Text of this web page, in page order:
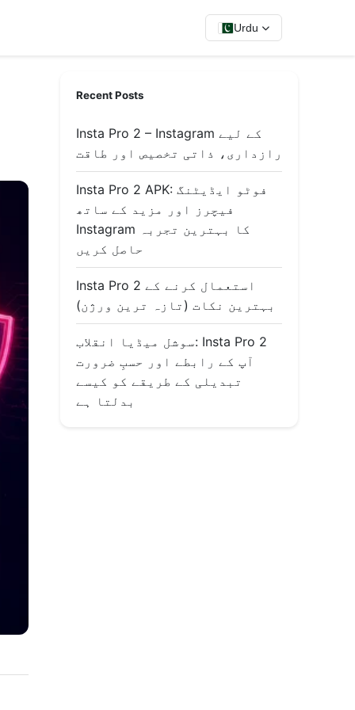
Urdu
Recent Posts
Insta Pro 2 – Instagram کے لیے
رازداری، ذاتی تخصیص اور طاقت
Insta Pro 2 APK: فوٹو ایڈیٹنگ
فیچرز اور مزید کے ساتھ
Instagram کا بہترین تجربہ
حاصل کریں
Insta Pro 2 استعمال کرنے کے
بہترین نکات (تازہ ترین ورژن)
سوشل میڈیا انقلاب: Insta Pro 2
آپ کے رابطے اور حسبِ ضرورت
تبدیلی کے طریقے کو کیسے
بدلتا ہے